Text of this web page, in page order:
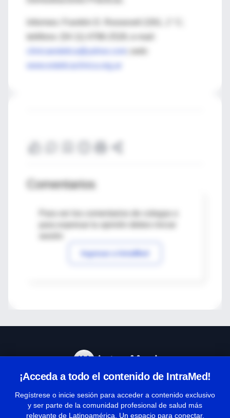
Comentarios
Para ver los comentarios de colegas o
Ingresar a IntraMed
¡Acceda a todo el contenido de IntraMed!
Regístrese o inicie sesión para acceder a contenido exclusivo
y ser parte de la comunidad profesional de salud más
relevante de Latinoamérica. Un espacio para conectar,